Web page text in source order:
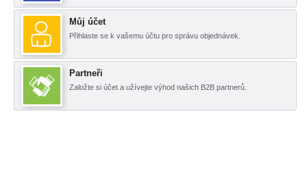
Můj účet
Přihlaste se k vašemu účtu pro správu objednávek.
Partneři
Založte si účet a užívejte výhod našich B2B partnerů.